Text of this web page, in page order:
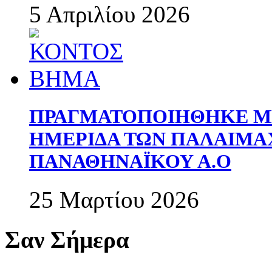
5 Απριλίου 2026
ΠΡΑΓΜΑΤΟΠΟΙΗΘΗΚΕ
ΗΜΕΡΙΔΑ ΤΩΝ
ΠΑΝΑΘΗΝΑΪΚΟΥ Α.Ο
25 Μαρτίου 2026
Σαν Σήμερα